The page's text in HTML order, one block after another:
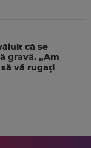
că se
gravă. „Am
vă rugați